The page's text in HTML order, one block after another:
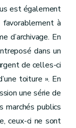
est également
à
d’archivage. En
dans un
de celles-ci
toiture ». En
une série de
marchés publics
ceux-ci ne sont